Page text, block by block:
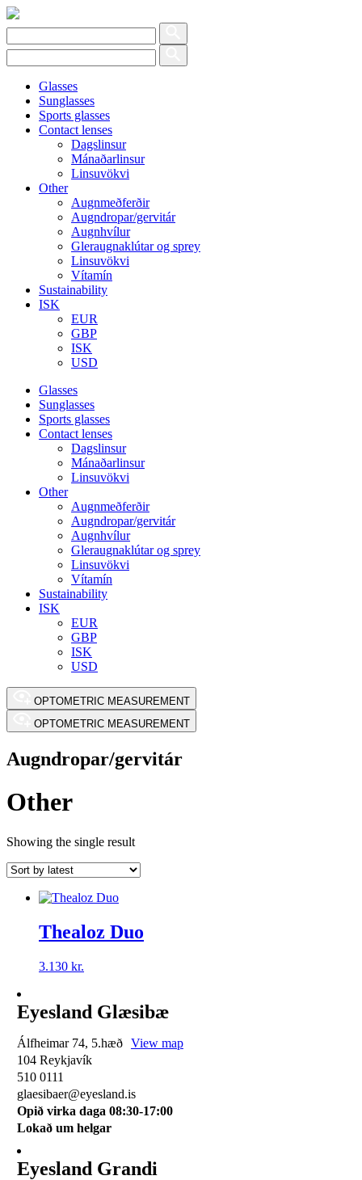
Glasses
Sunglasses
Sports glasses
Contact lenses
Dagslinsur
Mánaðarlinsur
Linsuvökvi
Other
Augnmeðferðir
Augndropar/gervitár
Augnhvílur
Gleraugnaklútar og sprey
Linsuvökvi
Vítamín
Sustainability
ISK
EUR
GBP
ISK
USD
Glasses
Sunglasses
Sports glasses
Contact lenses
Dagslinsur
Mánaðarlinsur
Linsuvökvi
Other
Augnmeðferðir
Augndropar/gervitár
Augnhvílur
Gleraugnaklútar og sprey
Linsuvökvi
Vítamín
Sustainability
ISK
EUR
GBP
ISK
USD
OPTOMETRIC MEASUREMENT
OPTOMETRIC MEASUREMENT
Augndropar/gervitár
Other
Showing the single result
Thealoz Duo
3.130 kr.
Eyesland Glæsibæ
Álfheimar 74, 5.hæð View map
104 Reykjavík
510 0111
glaesibaer@eyesland.is
Opið virka daga 08:30-17:00
Lokað um helgar
Eyesland Grandi